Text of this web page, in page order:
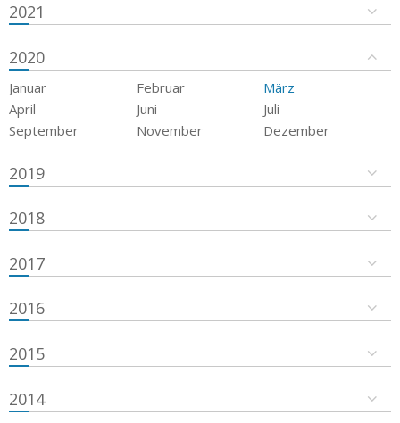
2021
2020
Januar Februar
März
April
Juni
Juli
September
November Dezember
2019
2018
2017
2016
2015
2014